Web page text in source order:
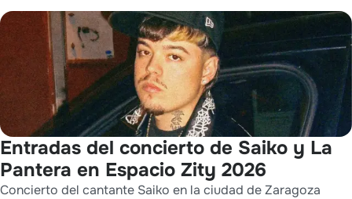
Entradas del concierto de Saiko y La
Pantera en Espacio Zity 2026
Concierto del cantante Saiko en la ciudad de Zaragoza